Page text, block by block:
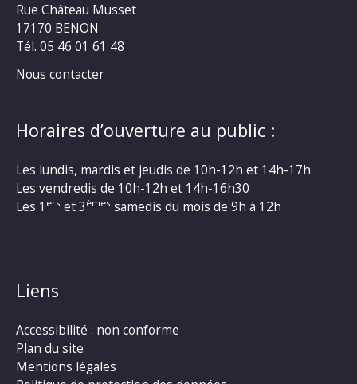
Rue Château Musset
17170 BENON
Tél. 05 46 01 61 48
Nous contacter
Horaires d’ouverture au public :
Les lundis, mardis et jeudis de 10h-12h et 14h-17h
Les vendredis de 10h-12h et 14h-16h30
Les 1 ers et 3 èmes samedis du mois de 9h à 12h
Liens
Accessibilité : non conforme
Plan du site
Mentions légales